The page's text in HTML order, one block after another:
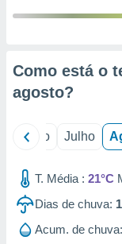
1199
Como está o
agosto?
Junho Julho
T. Média : 21°C
Dias de chuva:
Acum. de chuva: